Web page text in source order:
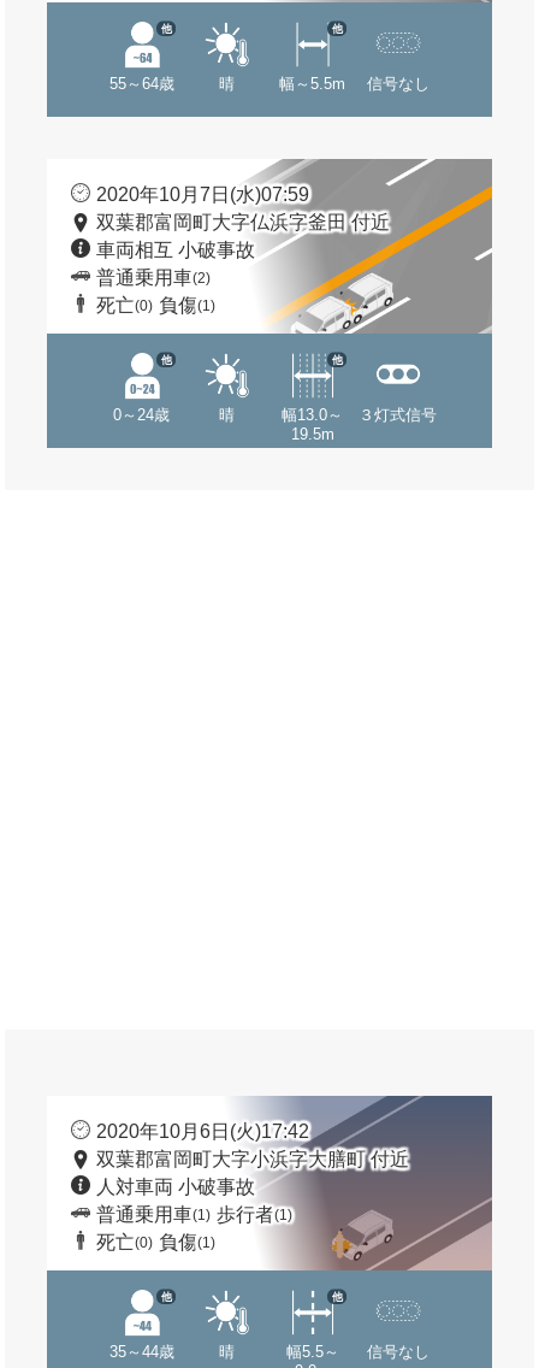
55～64歳
他
晴 幅～5.5m
他
信号なし
2020年10月7日(水)07:59
双葉郡富岡町大字仏浜字釜田 付近
車両相互 小破事故
普通乗用車(2)
死亡(0) 負傷(1)
0～24歳
他
晴
幅13.0～
19.5m
他
３灯式信号
2020年10月6日(火)17:42
双葉郡富岡町大字小浜字大膳町 付近
人対車両 小破事故
普通乗用車(1) 歩行者(1)
死亡(0) 負傷(1)
35～44歳
他
晴
幅5.5～
他
信号なし